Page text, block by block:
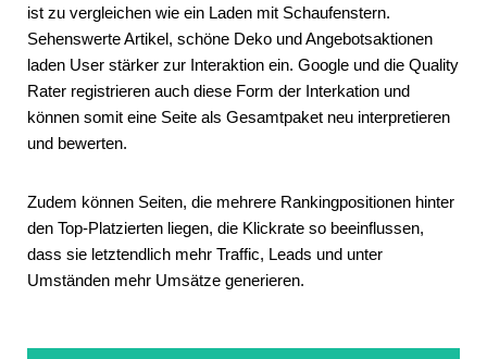
ist zu vergleichen wie ein Laden mit Schaufenstern.
Sehenswerte Artikel, schöne Deko und Angebotsaktionen
laden User stärker zur Interaktion ein. Google und die Quality
Rater registrieren auch diese Form der Interkation und
können somit eine Seite als Gesamtpaket neu interpretieren
und bewerten.
Zudem können Seiten, die mehrere Rankingpositionen hinter
den Top-Platzierten liegen, die Klickrate so beeinflussen,
dass sie letztendlich mehr Traffic, Leads und unter
Umständen mehr Umsätze generieren.